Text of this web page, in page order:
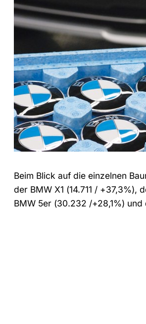
Beim Blick auf die einzelnen
der BMW X1 (14.711 /
BMW 5er (30.232 /+28,1%)